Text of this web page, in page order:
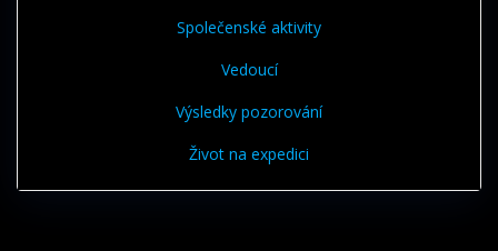
Společenské aktivity
Vedoucí
Výsledky pozorování
Život na expedici